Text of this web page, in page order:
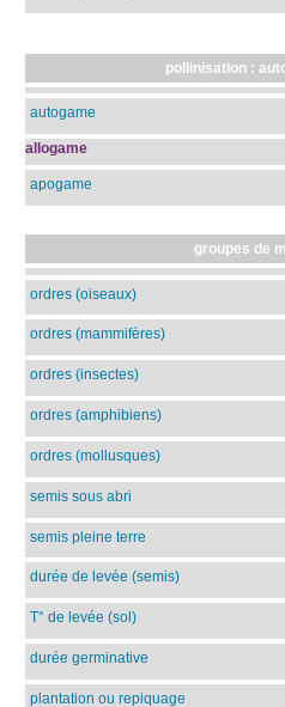
pollinisation :
autogame
allogame
apogame
groupes de
ordres (oiseaux)
ordres (mammifères)
ordres (insectes)
ordres (amphibiens)
ordres (mollusques)
semis sous abri
semis pleine terre
durée de levée (semis)
T° de levée (sol)
durée germinative
plantation ou repiquage